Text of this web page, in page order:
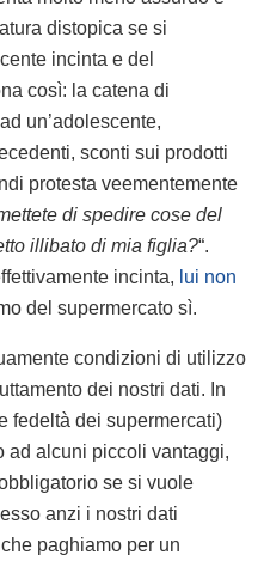
distopica se si
incinta e del
così: la catena di
un’adolescente,
sconti sui prodotti
protesta veementemente
di spedire cose del
illibato di mia figlia?“.
incinta, lui non
del supermercato sì.
condizioni di utilizzo
dei nostri dati. In
fedeltà dei supermercati)
ad alcuni piccoli vantaggi,
se si vuole
anzi i nostri dati
paghiamo per un